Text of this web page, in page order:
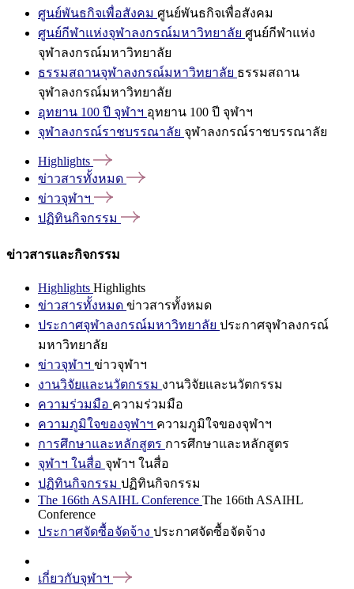
ศูนย์พันธกิจเพื่อสังคม ศูนย์พันธกิจเพื่อสังคม
ศูนย์กีฬาแห่งจุฬาลงกรณ์มหาวิทยาลัย ศูนย์กีฬาแห่ง
จุฬาลงกรณ์มหาวิทยาลัย
ธรรมสถานจุฬาลงกรณ์มหาวิทยาลัย ธรรมสถาน
จุฬาลงกรณ์มหาวิทยาลัย
อุทยาน 100 ปี จุฬาฯ อุทยาน 100 ปี จุฬาฯ
จุฬาลงกรณ์ราชบรรณาลัย จุฬาลงกรณ์ราชบรรณาลัย
Highlights
ข่าวสารทั้งหมด
ข่าวจุฬาฯ
ปฏิทินกิจกรรม
ข่าวสารและกิจกรรม
Highlights Highlights
ข่าวสารทั้งหมด ข่าวสารทั้งหมด
ประกาศจุฬาลงกรณ์มหาวิทยาลัย ประกาศจุฬาลงกรณ์
มหาวิทยาลัย
ข่าวจุฬาฯ ข่าวจุฬาฯ
งานวิจัยและนวัตกรรม งานวิจัยและนวัตกรรม
ความร่วมมือ ความร่วมมือ
ความภูมิใจของจุฬาฯ ความภูมิใจของจุฬาฯ
การศึกษาและหลักสูตร การศึกษาและหลักสูตร
จุฬาฯ ในสื่อ จุฬาฯ ในสื่อ
ปฏิทินกิจกรรม ปฏิทินกิจกรรม
The 166th ASAIHL Conference The 166th ASAIHL
Conference
ประกาศจัดซื้อจัดจ้าง ประกาศจัดซื้อจัดจ้าง
เกี่ยวกับจุฬาฯ